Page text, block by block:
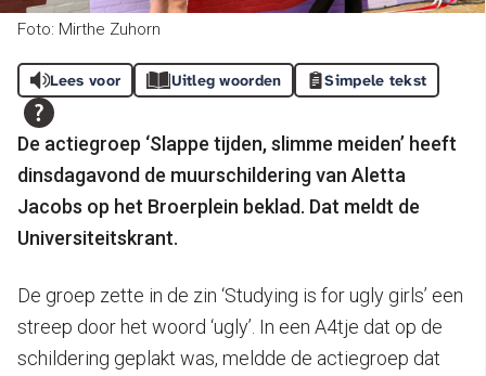
Foto: Mirthe Zuhorn
Lees voor Uitleg woorden Simpele tekst
De actiegroep ‘Slappe tijden, slimme meiden’ heeft
dinsdagavond de muurschildering van Aletta
Jacobs op het Broerplein beklad. Dat meldt de
Universiteitskrant.
De groep zette in de zin ‘Studying is for ugly girls’ een
streep door het woord ‘ugly’. In een A4tje dat op de
schildering geplakt was, meldde de actiegroep dat